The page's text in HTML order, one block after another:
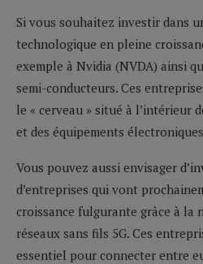
Si vous souhaitez investir dans
technologique en pleine
exemple à Nvidia (NVDA) ainsi
semi-conducteurs. Ces
le « cerveau » situé à l’intérieur
et des équipements
Vous pouvez aussi envisager
d’entreprises qui vont
croissance fulgurante grâce à la
réseaux sans fils 5G. Ces
essentiel pour connecter entre